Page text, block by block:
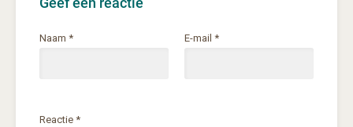
Naam * E-mail *
Reactie *